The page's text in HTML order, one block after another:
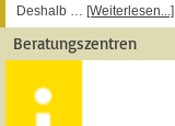
Deshalb … [Weiterlesen...]
Beratungszentren